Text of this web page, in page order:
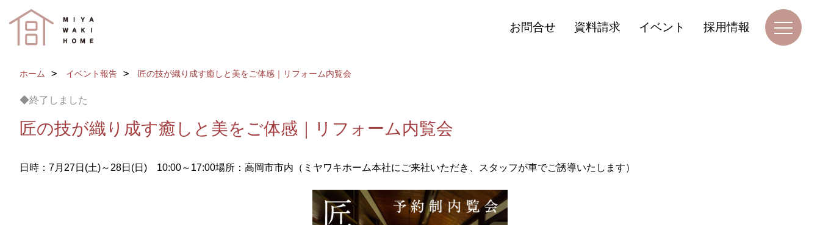
お問合せ 資料請求 イベント 採用情報
ホーム イベント報告 匠の技が織り成す癒しと美をご体感｜リフォーム内覧会
◆終了しました
匠の技が織り成す癒しと美をご体感｜リフォーム内覧会
日時：7月27日(土)～28日(日) 10:00～17:00場所：高岡市市内（ミヤワキホーム本社にご来社いただき、スタッフが車でご誘導いたします）